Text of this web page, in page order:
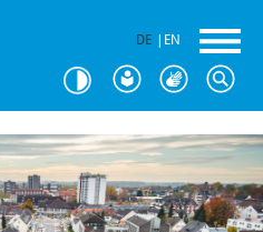
DE EN